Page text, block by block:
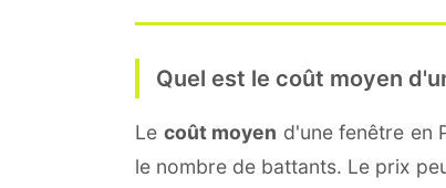
Quel est le coût moyen
Le coût moyen d'une fenêtre en
le nombre de battants. Le prix